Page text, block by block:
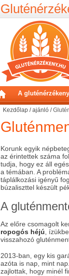
A
Kezdőlap /ajánló /
Korunk egyik
az érintettek száma
tudja, hogy ez áll
a témában. A
táplálkozási igényű
búzaliszttel készült
A
Az előre csomagolt
ropogós héjú ,
visszahozó
2013-ban, egy kis
azóta is nap, mint
zajlottak, hogy minél